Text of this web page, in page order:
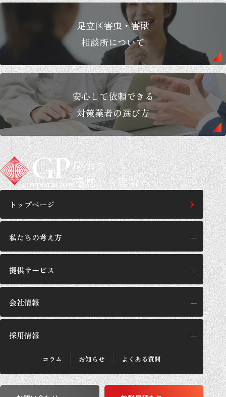
足立区害虫・害獣
相談所について
安心して依頼できる
対策業者の選び方
衛生を
感覚から理論へ
トップページ
私たちの考え方
私たちの考え方
提供サービス
提供サービス
GPが選ばれる理由
法人のお客さま
会社情報
企業理念
会社概要
数字で見るGP
事業所紹介
採用情報
採用概要
コラム お知らせ よくある質問